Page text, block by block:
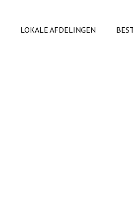
LOKALE AFDELINGEN